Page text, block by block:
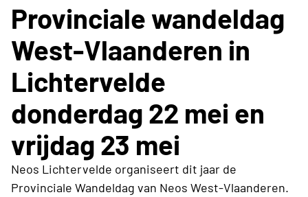
Provinciale wandeldag
West-Vlaanderen in
Lichtervelde
donderdag 22 mei en
vrijdag 23 mei
Neos Lichtervelde organiseert dit jaar de
Provinciale Wandeldag van Neos West-Vlaanderen.